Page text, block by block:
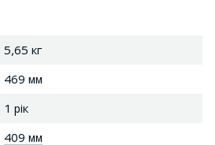
5,65 кг
469 мм
1 рік
409 мм